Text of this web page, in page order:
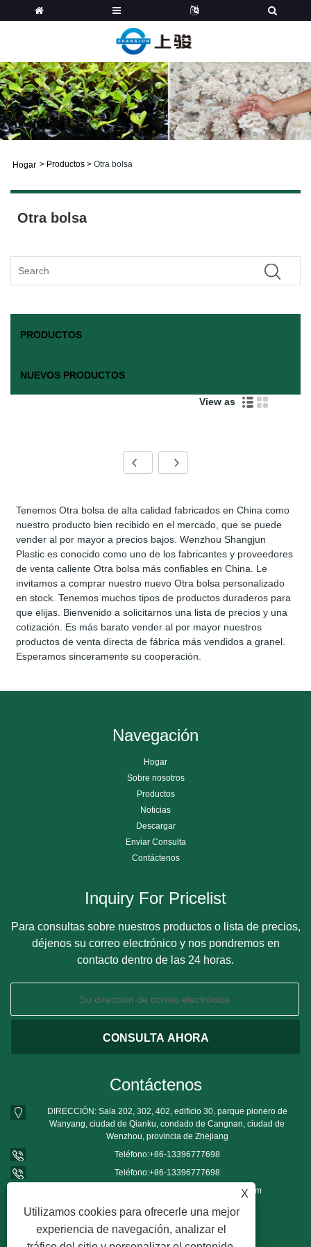
Hogar > Productos > Otra bolsa
Otra bolsa
PRODUCTOS
NUEVOS PRODUCTOS
View as
Tenemos Otra bolsa de alta calidad fabricados en China como
nuestro producto bien recibido en el mercado, que se puede
vender al por mayor a precios bajos. Wenzhou Shangjun
Plastic es conocido como uno de los fabricantes y proveedores
de venta caliente Otra bolsa más confiables en China. Le
invitamos a comprar nuestro nuevo Otra bolsa personalizado
en stock. Tenemos muchos tipos de productos duraderos para
que elijas. Bienvenido a solicitarnos una lista de precios y una
cotización. Es más barato vender al por mayor nuestros
productos de venta directa de fábrica más vendidos a granel.
Esperamos sinceramente su cooperación.
Navegación
Hogar
Sobre nosotros
Productos
Noticias
Descargar
Enviar Consulta
Contáctenos
Inquiry For Pricelist
Para consultas sobre nuestros productos o lista de precios,
déjenos su correo electrónico y nos pondremos en
contacto dentro de las 24 horas.
Contáctenos
DIRECCIÓN: Sala 202, 302, 402, edificio 30, parque pionero de
Wanyang, ciudad de Qianku, condado de Cangnan, ciudad de
Wenzhou, provincia de Zhejiang
Teléfono:+86-13396777698
Teléfono:+86-13396777698
mushroomgrowbag@163.com
X
Utilizamos cookies para ofrecerle una mejor
experiencia de navegación, analizar el